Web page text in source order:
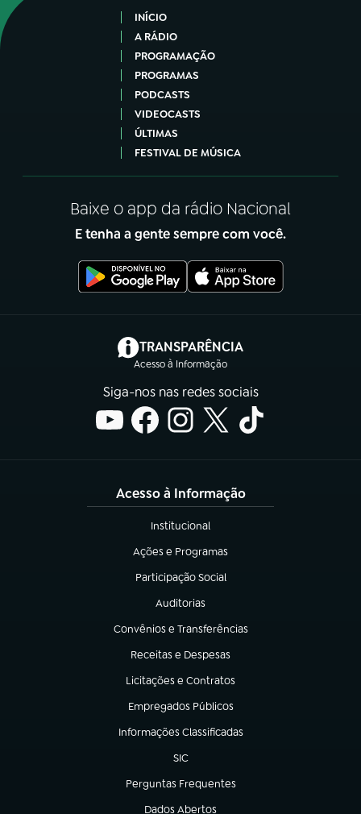
INÍCIO
A RÁDIO
PROGRAMAÇÃO
PROGRAMAS
PODCASTS
VIDEOCASTS
ÚLTIMAS
FESTIVAL DE MÚSICA
Baixe o app da rádio Nacional
E tenha a gente sempre com você.
TRANSPARÊNCIA
Acesso à Informação
(abre em nova aba)
Siga-nos nas redes sociais
Acesso à Informação
Institucional
(abre em nova aba)
Ações e Programas
(abre em nova aba)
Participação Social
(abre em nova aba)
Auditorias
(abre em nova aba)
Convênios e Transferências
(abre em nova aba)
Receitas e Despesas
(abre em nova aba)
Licitações e Contratos
(abre em nova aba)
Empregados Públicos
(abre em nova aba)
Informações Classificadas
(abre em nova aba)
SIC
(abre em nova aba)
Perguntas Frequentes
(abre em nova aba)
Dados Abertos